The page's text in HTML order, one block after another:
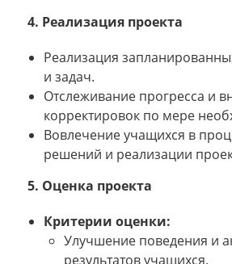
4. Реализация проекта
Реализация
и задач.
Отслеживание прогресса и
корректировок по мере
Вовлечение учащихся в
решений и реализации
5. Оценка проекта
Критерии оценки:
Улучшение поведения и
результатов учащихся.